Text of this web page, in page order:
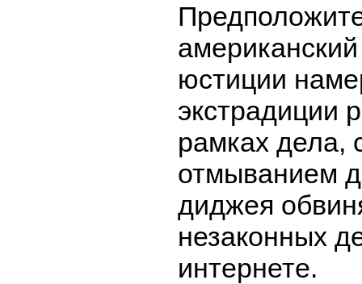
юстиции
экстрадиции
рамках дела,
отмыванием
диджея
незаконных
интернете.